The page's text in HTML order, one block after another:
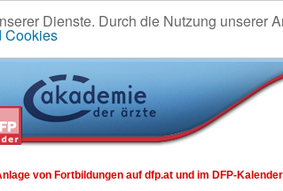
Dienste. Durch die Nutzung unserer
Cookies
von Fortbildungen auf dfp.at und im DFP-Kalender